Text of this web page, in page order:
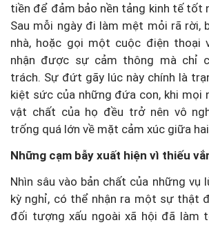
tiền để đảm bảo nền tảng kinh tế tốt
Sau mỗi ngày đi làm mệt mỏi rã rời,
nhà, hoặc gọi một cuộc điện thoại
nhận được sự cảm thông mà chỉ
trách. Sự đứt gãy lúc này chính là
kiệt sức của những đứa con, khi mọi
vật chất của họ đều trở nên vô
trống quá lớn về mặt cảm xúc giữa
Những cạm bẫy xuất hiện vì thiếu
Nhìn sâu vào bản chất của những vụ
kỳ nghỉ, có thể nhận ra một sự thật
đối tượng xấu ngoài xã hội đã làm